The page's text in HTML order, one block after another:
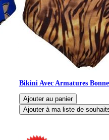
Bikini Avec Armatures